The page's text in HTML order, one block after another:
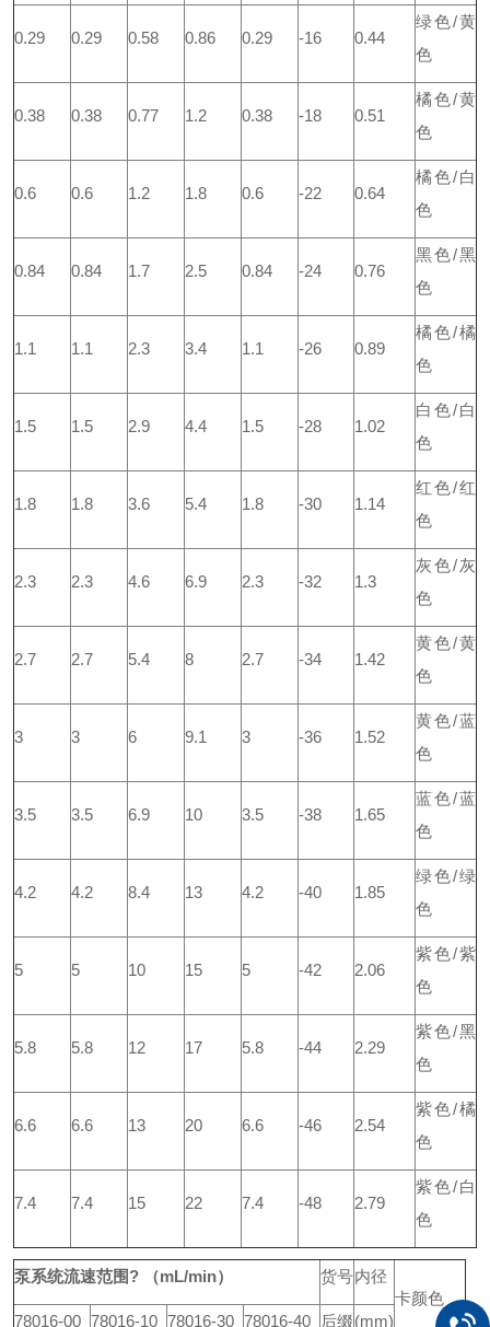
0.29 0.29 0.58 0.86 0.29 -16 0.44
绿色/黄
色
0.38 0.38 0.77 1.2 0.38 -18 0.51
橘色/黄
色
0.6 0.6 1.2 1.8 0.6 -22 0.64
橘色/白
色
0.84 0.84 1.7 2.5 0.84 -24 0.76
黑色/黑
色
1.1 1.1 2.3 3.4 1.1 -26 0.89
橘色/橘
色
1.5 1.5 2.9 4.4 1.5 -28 1.02
白色/白
色
1.8 1.8 3.6 5.4 1.8 -30 1.14
红色/红
色
2.3 2.3 4.6 6.9 2.3 -32 1.3
灰色/灰
色
2.7 2.7 5.4 8 2.7 -34 1.42
黄色/黄
色
3 3 6 9.1 3 -36 1.52
黄色/蓝
色
3.5 3.5 6.9 10 3.5 -38 1.65
蓝色/蓝
色
4.2 4.2 8.4 13 4.2 -40 1.85
绿色/绿
色
5 5 10 15 5 -42 2.06
紫色/紫
色
5.8 5.8 12 17 5.8 -44 2.29
紫色/黑
色
6.6 6.6 13 20 6.6 -46 2.54
紫色/橘
色
7.4 7.4 15 22 7.4 -48 2.79
紫色/白
色
泵系统流速范围? （mL/min） 货号内径
卡颜色
78016-00 78016-10 78016-30 78016-40 后缀(mm)